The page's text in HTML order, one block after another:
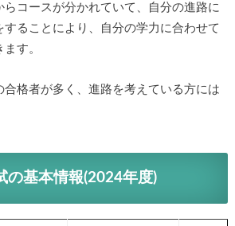
らコースが分かれていて、自分の進路に
ることにより、自分の学力に合わせて
す。
合格者が多く、進路を考えている方には
の基本情報(2024年度)